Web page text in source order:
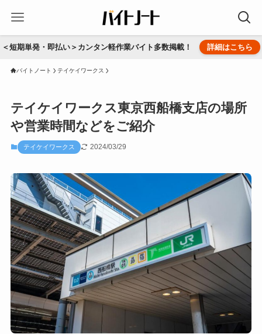
＜短期単発・即払い＞カンタン軽作業バイト多数掲載！ 詳細はこちら
バイトノート テイケイワークス
テイケイワークス東京西船橋支店の場所
や営業時間などをご紹介
テイケイワークス 2024/03/29